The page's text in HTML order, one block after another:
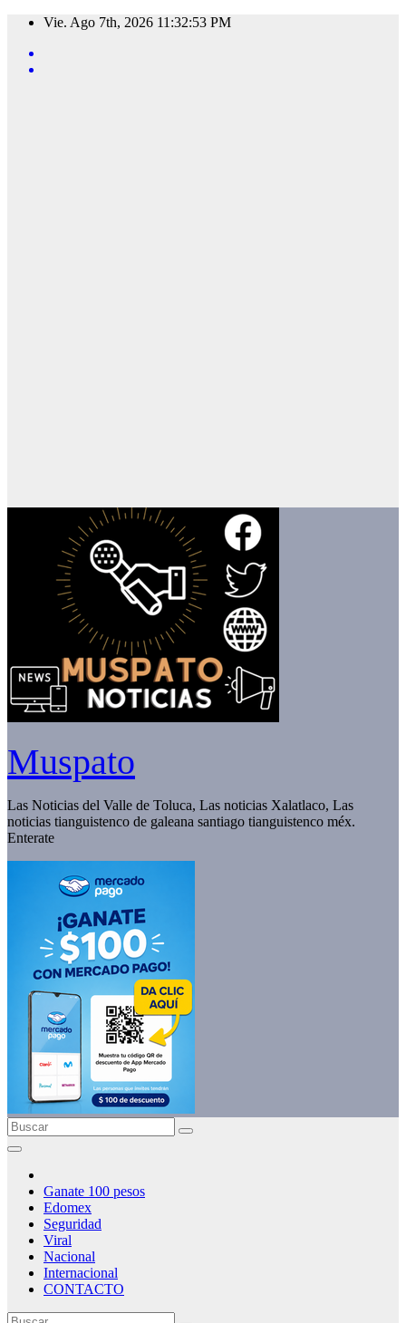
Saltar
contenido
Vie. Ago 7th, 2026 11:32:54 PM
Muspato
Las Noticias del Valle de Toluca, Las noticias Xalatlaco, Las
noticias tianguistenco de galeana santiago tianguistenco méx.
Enterate
Ganate 100 pesos
Edomex
Seguridad
Viral
Nacional
Internacional
CONTACTO